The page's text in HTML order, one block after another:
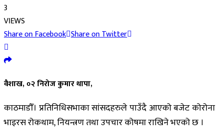
3
VIEWS
Share on Facebook Share on Twitter
वैशाख, ०२ निरोज कुमार थापा,
काठमाडौँ। प्रतिनिधिसभाका सांसदहरुले पाउँदै आएको बजेट कोरोना
भाइरस रोकथाम, नियन्त्रण तथा उपचार कोषमा राखिने भएको छ ।